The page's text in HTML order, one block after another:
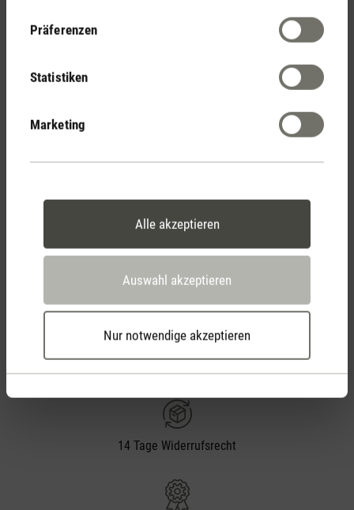
Präferenzen
Statistiken
Marketing
Alle akzeptieren
Auswahl akzeptieren
Nur notwendige akzeptieren
Bewertungen anzeigen
Stadler Form
Deine Vorteile
Kostenloser Versand
14 Tage Widerrufsrecht